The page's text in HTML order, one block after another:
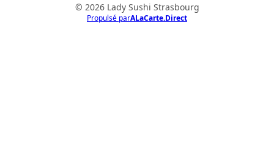
© 2026 Lady Sushi Strasbourg
Propulsé parALaCarte.Direct